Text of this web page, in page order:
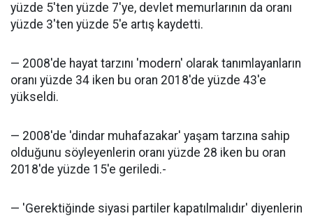
yüzde 5'ten yüzde 7'ye, devlet memurlarının da oranı
yüzde 3'ten yüzde 5'e artış kaydetti.
— 2008'de hayat tarzını 'modern' olarak tanımlayanların
oranı yüzde 34 iken bu oran 2018'de yüzde 43'e
yükseldi.
— 2008'de 'dindar muhafazakar' yaşam tarzına sahip
olduğunu söyleyenlerin oranı yüzde 28 iken bu oran
2018'de yüzde 15'e geriledi.-
— 'Gerektiğinde siyasi partiler kapatılmalıdır' diyenlerin